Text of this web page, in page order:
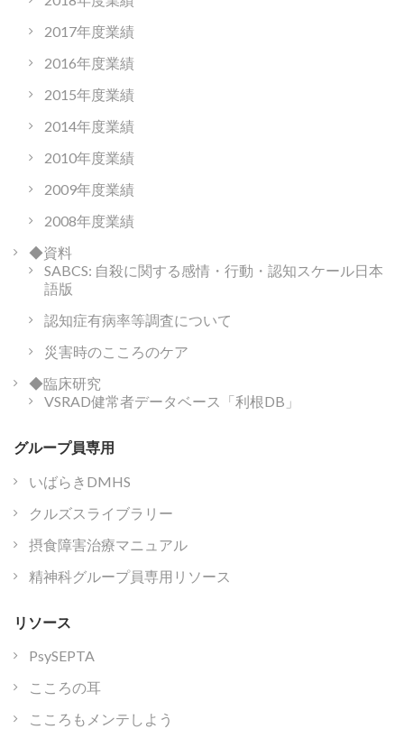
2017年度業績
2016年度業績
2015年度業績
2014年度業績
2010年度業績
2009年度業績
2008年度業績
◆資料
SABCS: 自殺に関する感情・行動・認知スケール日本
語版
認知症有病率等調査について
災害時のこころのケア
◆臨床研究
VSRAD健常者データベース「利根DB」
グループ員専用
いばらきDMHS
クルズスライブラリー
摂食障害治療マニュアル
精神科グループ員専用リソース
リソース
PsySEPTA
こころの耳
こころもメンテしよう